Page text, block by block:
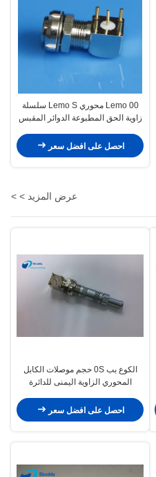
Lemo 00 محوري Lemo S سلسلة
زاوية الحق المطبوعة الدوائر المقبس
احصل على افضل سعر
عرض المزيد > >
الكوع بب 0S حجم موصلات الكابل
المحوري الزاوية اليمنى للدائرة
احصل على افضل سعر